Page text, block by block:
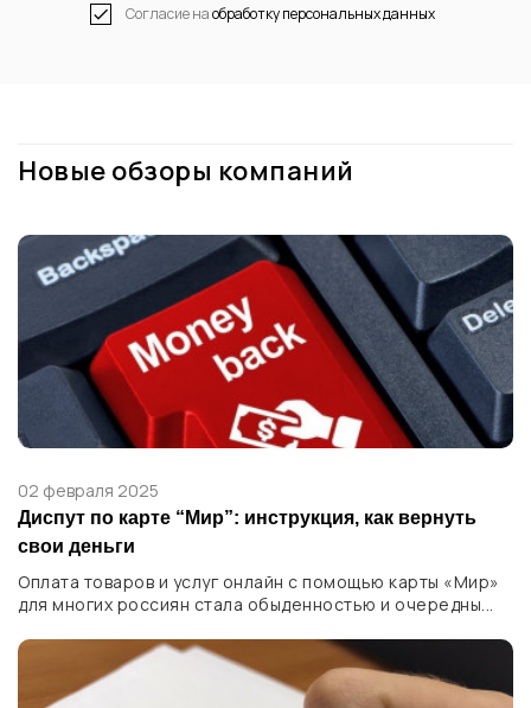
Согласие наобработку персональных данных
Новые обзоры компаний
02 февраля 2025
Диспут по карте “Мир”: инструкция, как вернуть
свои деньги
Оплата товаров и услуг онлайн с помощью карты «Мир»
для многих россиян стала обыденностью и очередны...